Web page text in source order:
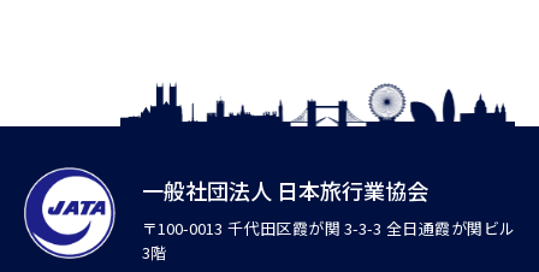
一般社団法人 日本旅行業協会
〒100-0013 千代田区霞が関 3-3-3 全日通霞が関ビル
3階